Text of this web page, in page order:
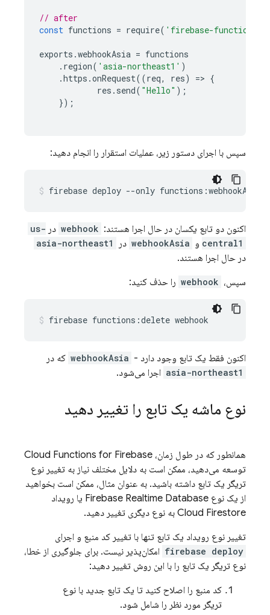
// after
const functions = require( 'firebase-functions/
exports .webhookAsia = functions
. region( 'asia-northeast1' )
.https .onRequest((req, res) => {
res . send( "Hello" );
});
سپس با اجرای دستور زیر، عملیات استقرار را انجام دهید:
اکنون دو تابع یکسان در حال اجرا هستند: webhook در us-
central1 و webhookAsia در asia-northeast1
در حال اجرا هستند.
سپس، webhook را حذف کنید:
اکنون فقط یک تابع وجود دارد - webhookAsia که در
asia-northeast1 اجرا می‌شود.
نوع ماشه یک تابع را تغییر دهید
همانطور که در طول زمان، Cloud Functions for Firebase
توسعه می‌دهید، ممکن است به دلایل مختلف نیاز به تغییر نوع
تریگر یک تابع داشته باشید. به عنوان مثال، ممکن است بخواهید
از یک نوع Firebase Realtime Database یا رویداد
Cloud Firestore به نوع دیگری تغییر دهید.
تغییر نوع رویداد یک تابع تنها با تغییر کد منبع و اجرای
firebase deploy امکان‌پذیر نیست. برای جلوگیری از خطا،
نوع تریگر یک تابع را با این روش تغییر دهید:
کد منبع را اصلاح کنید تا یک تابع جدید با نوع
تریگر مورد نظر را شامل شود.